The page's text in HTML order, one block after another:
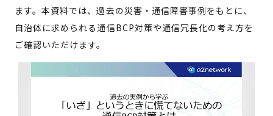
ます。本資料では、過去の災害・通信障害事例をもとに、
自治体に求められる通信BCP対策や通信冗長化の考え方を
ご確認いただけます。